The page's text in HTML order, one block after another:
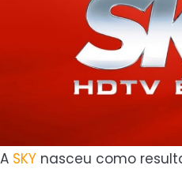
A SKY nasceu como